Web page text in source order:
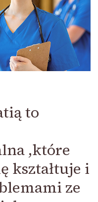
to
,które
kształtuje i
ze